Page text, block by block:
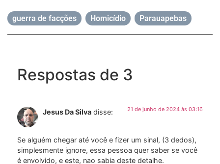
guerra de facções Homicídio Parauapebas
Respostas de 3
Jesus Da Silva disse: 21 de junho de 2024 às 03:16
Se alguém chegar até você e fizer um sinal, (3 dedos),
simplesmente ignore, essa pessoa quer saber se você
é envolvido, e este, nao sabia deste detalhe.